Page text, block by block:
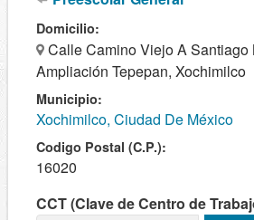
Domicilio:
Calle Camino Viejo A Santiago
Ampliación Tepepan, Xochimilco
Municipio:
Xochimilco, Ciudad De México
Codigo Postal (C.P.):
16020
CCT (Clave de Centro de